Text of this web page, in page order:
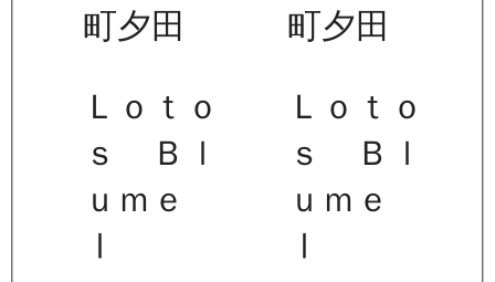
町夕田
Ｌｏｔｏ
ｓ Ｂｌ
ｕｍｅ
Ⅰ
町夕田
Ｌｏｔｏ
ｓ Ｂｌ
ｕｍｅ
Ⅰ